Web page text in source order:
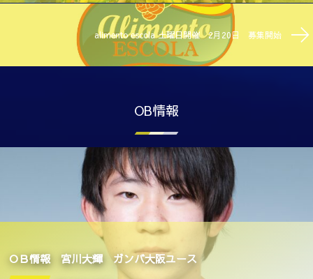
alimento escola 土曜日開催 2月20日 募集開始
OB情報
ＯＢ情報 宮川大輝 ガンバ大阪ユース